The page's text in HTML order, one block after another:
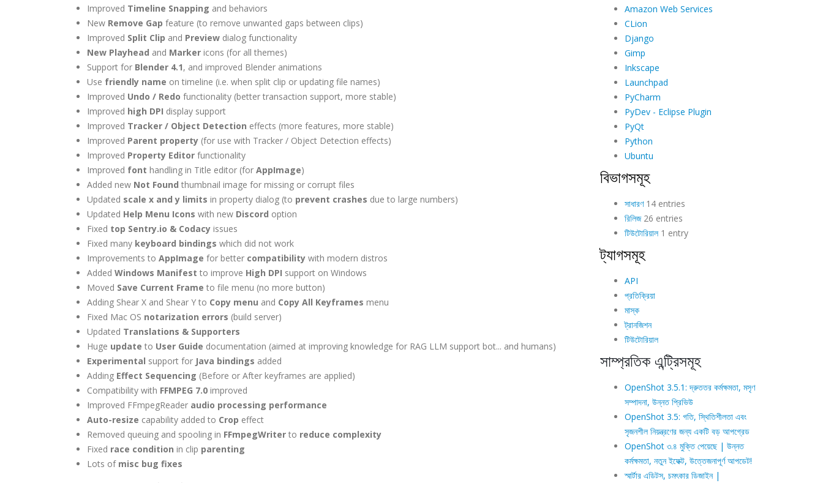
Improved Timeline Snapping and behaviors
New Remove Gap feature (to remove unwanted gaps between clips)
Improved Split Clip and Preview dialog functionality
New Playhead and Marker icons (for all themes)
Support for Blender 4.1, and improved Blender animations
Use friendly name on timeline (i.e. when split clip or updating file names)
Improved Undo / Redo functionality (better transaction support, more stable)
Improved high DPI display support
Improved Tracker / Object Detection effects (more features, more stable)
Improved Parent property (for use with Tracker / Object Detection effects)
Improved Property Editor functionality
Improved font handling in Title editor (for AppImage)
Added new Not Found thumbnail image for missing or corrupt files
Updated scale x and y limits in property dialog (to prevent crashes due to large numbers)
Updated Help Menu Icons with new Discord option
Fixed top Sentry.io & Codacy issues
Fixed many keyboard bindings which did not work
Improvements to AppImage for better compatibility with modern distros
Added Windows Manifest to improve High DPI support on Windows
Moved Save Current Frame to file menu (no more button)
Adding Shear X and Shear Y to Copy menu and Copy All Keyframes menu
Fixed Mac OS notarization errors (build server)
Updated Translations & Supporters
Huge update to User Guide documentation (aimed at improving knowledge for RAG LLM support bot... and humans)
Experimental support for Java bindings added
Adding Effect Sequencing (Before or After keyframes are applied)
Compatibility with FFMPEG 7.0 improved
Improved FFmpegReader audio processing performance
Auto-resize capability added to Crop effect
Removed queuing and spooling in FFmpegWriter to reduce complexity
Fixed race condition in clip parenting
Lots of misc bug fixes
Amazon Web Services
CLion
Django
Gimp
Inkscape
Launchpad
PyCharm
PyDev - Eclipse Plugin
PyQt
Python
Ubuntu
বিভাগসমূহ
সাধারণ14 entries
রিলিজ26 entries
টিউটোরিয়াল1 entry
ট্যাগসমূহ
API
প্রতিক্রিয়া
মাস্ক
ট্রানজিশন
টিউটোরিয়াল
সাম্প্রতিক এন্ট্রিসমূহ
OpenShot 3.5.1: দ্রুততর কর্মক্ষমতা, মসৃণ
সম্পাদনা, উন্নত প্রিভিউ
OpenShot 3.5: গতি, স্থিতিশীলতা এবং
সৃজনশীল নিয়ন্ত্রণের জন্য একটি বড় আপগ্রেড
OpenShot ৩.৪ মুক্তি পেয়েছে | উন্নত
কর্মক্ষমতা, নতুন ইফেক্ট, উত্তেজনাপূর্ণ আপডেট!
স্মার্টার এডিটস, চমৎকার ডিজাইন |